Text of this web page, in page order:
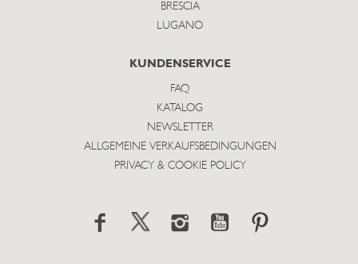
BRESCIA
LUGANO
KUNDENSERVICE
FAQ
KATALOG
NEWSLETTER
ALLGEMEINE VERKAUFSBEDINGUNGEN
PRIVACY & COOKIE POLICY